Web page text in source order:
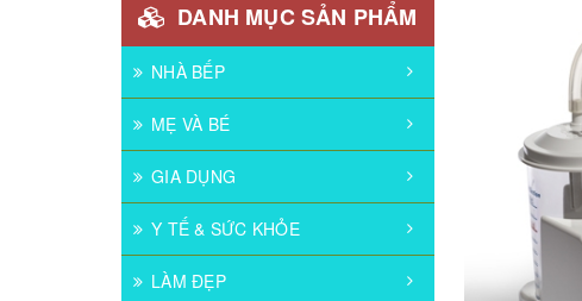
DANH MỤC SẢN PHẨM
NHÀ BẾP
MẸ VÀ BÉ
GIA DỤNG
Y TẾ & SỨC KHỎE
LÀM ĐẸP